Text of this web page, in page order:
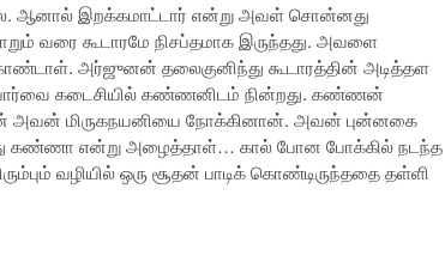
ஆனால் இறக்கமாட்டார் என்று அவள் சொன்னது
வரை கூடாரமே நிசப்தமாக இருந்தது. அவளை
அர்ஜுனன் தலைகுனிந்து கூடாரத்தின் அடித்தள
பார்வை கடைசியில் கண்ணனிடம் நின்றது. கண்ணன்
அவன் மிருகநயனியை நோக்கினான். அவன் புன்னகை
கண்ணா என்று அழைத்தாள்… கால் போன போக்கில் நடந்த
வழியில் ஒரு சூதன் பாடிக் கொண்டிருந்ததை தள்ளி